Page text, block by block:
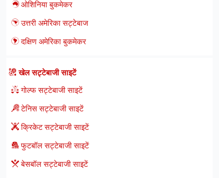
ओशिनिया बुकमेकर
उत्तरी अमेरिका सट्टेबाज
दक्षिण अमेरिका बुकमेकर
खेल सट्टेबाजी साइटें
गोल्फ सट्टेबाजी साइटें
टेनिस सट्टेबाजी साइटें
क्रिकेट सट्टेबाजी साइटें
फुटबॉल सट्टेबाजी साइटें
बेसबॉल सट्टेबाजी साइटें